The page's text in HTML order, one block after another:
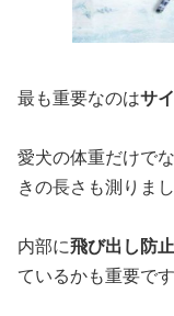
最も重要なのはサ
愛犬の体重だけで
きの長さも測りまし
内部に飛び出し防
ているかも重要です